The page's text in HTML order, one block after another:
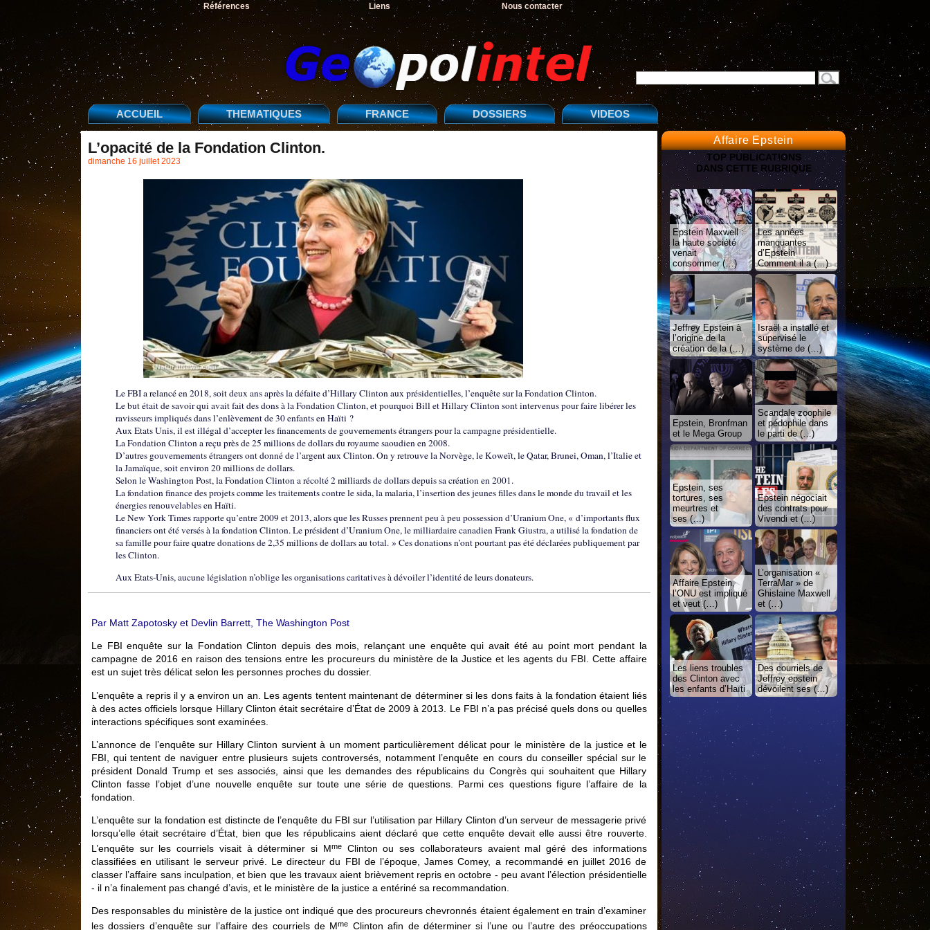
Références Liens Nous contacter
ACCUEIL THEMATIQUES FRANCE DOSSIERS VIDEOS
L’opacité de la Fondation Clinton.
dimanche 16 juillet 2023
Le FBI a relancé en 2018, soit deux ans après la défaite d’Hillary Clinton aux présidentielles, l’enquête sur la Fondation Clinton.
Le but était de savoir qui avait fait des dons à la Fondation Clinton, et pourquoi Bill et Hillary Clinton sont intervenus pour faire libérer les
ravisseurs impliqués dans l’enlèvement de 30 enfants en Haïti ?
Aux Etats Unis, il est illégal d’accepter les financements de gouvernements étrangers pour la campagne présidentielle.
La Fondation Clinton a reçu près de 25 millions de dollars du royaume saoudien en 2008.
D’autres gouvernements étrangers ont donné de l’argent aux Clinton. On y retrouve la Norvège, le Koweït, le Qatar, Brunei, Oman, l’Italie et
la Jamaïque, soit environ 20 millions de dollars.
Selon le Washington Post, la Fondation Clinton a récolté 2 milliards de dollars depuis sa création en 2001.
La fondation finance des projets comme les traitements contre le sida, la malaria, l’insertion des jeunes filles dans le monde du travail et les
énergies renouvelables en Haïti.
Le New York Times rapporte qu’entre 2009 et 2013, alors que les Russes prennent peu à peu possession d’Uranium One, « d’importants flux
financiers ont été versés à la fondation Clinton. Le président d’Uranium One, le milliardaire canadien Frank Giustra, a utilisé la fondation de
sa famille pour faire quatre donations de 2,35 millions de dollars au total. » Ces donations n’ont pourtant pas été déclarées publiquement par
les Clinton.
Aux Etats-Unis, aucune législation n’oblige les organisations caritatives à dévoiler l’identité de leurs donateurs.
Par Matt Zapotosky et Devlin Barrett, The Washington Post
Le FBI enquête sur la Fondation Clinton depuis des mois, relançant une enquête qui avait été au point mort pendant la
campagne de 2016 en raison des tensions entre les procureurs du ministère de la Justice et les agents du FBI. Cette affaire
est un sujet très délicat selon les personnes proches du dossier.
L’enquête a repris il y a environ un an. Les agents tentent maintenant de déterminer si les dons faits à la fondation étaient liés
à des actes officiels lorsque Hillary Clinton était secrétaire d’État de 2009 à 2013. Le FBI n’a pas précisé quels dons ou quelles
interactions spécifiques sont examinées.
L’annonce de l’enquête sur Hillary Clinton survient à un moment particulièrement délicat pour le ministère de la justice et le
FBI, qui tentent de naviguer entre plusieurs sujets controversés, notamment l’enquête en cours du conseiller spécial sur le
président Donald Trump et ses associés, ainsi que les demandes des républicains du Congrès qui souhaitent que Hillary
Clinton fasse l’objet d’une nouvelle enquête sur toute une série de questions. Parmi ces questions figure l’affaire de la
fondation.
L’enquête sur la fondation est distincte de l’enquête du FBI sur l’utilisation par Hillary Clinton d’un serveur de messagerie privé
lorsqu’elle était secrétaire d’État, bien que les républicains aient déclaré que cette enquête devait elle aussi être rouverte.
L’enquête sur les courriels visait à déterminer si MmeClinton ou ses collaborateurs avaient mal géré des informations
classifiées en utilisant le serveur privé. Le directeur du FBI de l’époque, James Comey, a recommandé en juillet 2016 de
classer l’affaire sans inculpation, et bien que les travaux aient brièvement repris en octobre - peu avant l’élection présidentielle
- il n’a finalement pas changé d’avis, et le ministère de la justice a entériné sa recommandation.
Des responsables du ministère de la justice ont indiqué que des procureurs chevronnés étaient également en train d’examiner
les dossiers d’enquête sur l’affaire des courriels de Mme Clinton afin de déterminer si l’une ou l’autre des préoccupations
Affaire Epstein
TOP PUBLICATIONS
DANS CETTE RUBRIQUE
Epstein Maxwell :
la haute société
venait
consommer (…)
Les années
manquantes
d’Epstein
Comment il a (…)
Jeffrey Epstein à
l’origine de la
création de la (…)
Israël a installé et
supervisé le
système de (…)
Epstein, Bronfman
et le Mega Group
Scandale zoophile
et pédophile dans
le parti de (…)
Epstein, ses
tortures, ses
meurtres et
ses (…)
Epstein négociait
des contrats pour
Vivendi et (…)
Affaire Epstein,
l’ONU est impliqué
et veut (…)
L’organisation «
TerraMar » de
Ghislaine Maxwell
et (…)
Les liens troubles
des Clinton avec
les enfants d’Haïti
Des courriels de
Jeffrey epstein
dévoilent ses (…)